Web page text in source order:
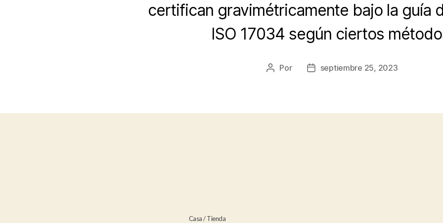
certifican gravimétricamente bajo la guía
ISO 17034 según ciertos
Autor
Por
Fechaseptiembre 25, 2023
Casa/Tienda